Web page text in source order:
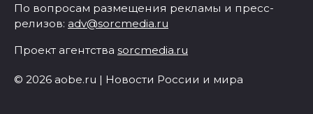
По вопросам размещения рекламы и пресс-
релизов: adv@sorcmedia.ru
Проект агентства sorcmedia.ru
© 2026 aobe.ru | Новости России и мира